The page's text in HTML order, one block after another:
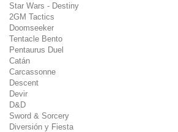
Star Wars - Destiny
2GM Tactics
Doomseeker
Tentacle Bento
Pentaurus Duel
Catán
Carcassonne
Descent
Devir
D&D
Sword & Sorcery
Diversión y Fiesta